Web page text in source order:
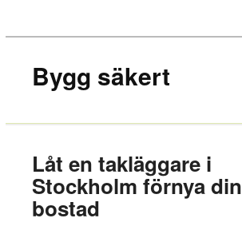
KONTAKT
Bygg säkert
Låt en takläggare i
Stockholm förnya din
bostad